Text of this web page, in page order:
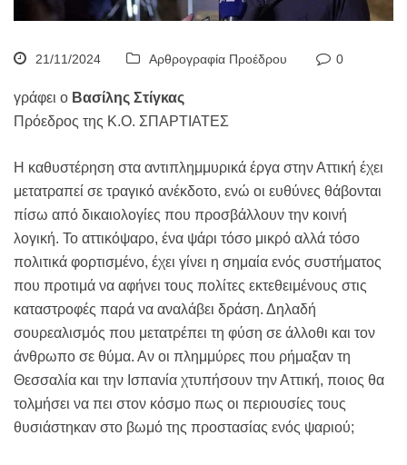
21/11/2024 Αρθρογραφία Προέδρου 0
γράφει ο Βασίλης Στίγκας
Πρόεδρος της Κ.Ο. ΣΠΑΡΤΙΑΤΕΣ
Η καθυστέρηση στα αντιπλημμυρικά έργα στην Αττική έχει
μετατραπεί σε τραγικό ανέκδοτο, ενώ οι ευθύνες θάβονται
πίσω από δικαιολογίες που προσβάλλουν την κοινή
λογική. Το αττικόψαρο, ένα ψάρι τόσο μικρό αλλά τόσο
πολιτικά φορτισμένο, έχει γίνει η σημαία ενός συστήματος
που προτιμά να αφήνει τους πολίτες εκτεθειμένους στις
καταστροφές παρά να αναλάβει δράση. Δηλαδή
σουρεαλισμός που μετατρέπει τη φύση σε άλλοθι και τον
άνθρωπο σε θύμα. Αν οι πλημμύρες που ρήμαξαν τη
Θεσσαλία και την Ισπανία χτυπήσουν την Αττική, ποιος θα
τολμήσει να πει στον κόσμο πως οι περιουσίες τους
θυσιάστηκαν στο βωμό της προστασίας ενός ψαριού;